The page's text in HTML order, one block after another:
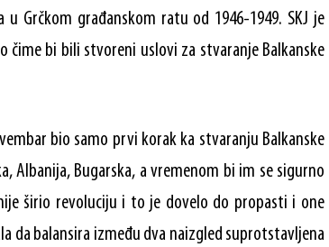
Grčkom građanskom ratu od 1946-1949. SKJ je
bi bili stvoreni uslovi za stvaranje Balkanske
bio samo prvi korak ka stvaranju Balkanske
Albanija, Bugarska, a vremenom bi im se sigurno
širio revoluciju i to je dovelo do propasti i one
da balansira između dva naizgled suprotstavljena